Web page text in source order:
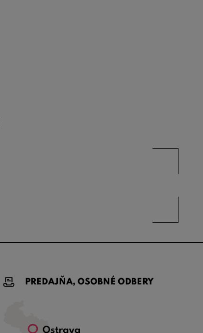
PREDAJŇA, OSOBNÉ ODBERY